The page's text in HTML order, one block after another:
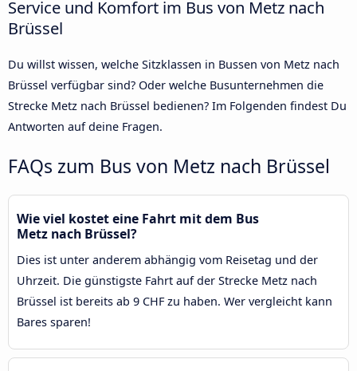
Service und Komfort im Bus von Metz nach
Brüssel
Du willst wissen, welche Sitzklassen in Bussen von Metz nach
Brüssel verfügbar sind? Oder welche Busunternehmen die
Strecke Metz nach Brüssel bedienen? Im Folgenden findest Du
Antworten auf deine Fragen.
FAQs zum Bus von Metz nach Brüssel
Wie viel kostet eine Fahrt mit dem Bus
Metz nach Brüssel?
Dies ist unter anderem abhängig vom Reisetag und der
Uhrzeit. Die günstigste Fahrt auf der Strecke Metz nach
Brüssel ist bereits ab 9 CHF zu haben. Wer vergleicht kann
Bares sparen!